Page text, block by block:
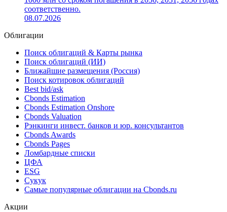
соответственно.
08.07.2026
Облигации
Поиск облигаций & Карты рынка
Поиск облигаций (ИИ)
Ближайшие размещения (Россия)
Поиск котировок облигаций
Best bid/ask
Cbonds Estimation
Cbonds Estimation Onshore
Cbonds Valuation
Рэнкинги инвест. банков и юр. консультантов
Cbonds Awards
Cbonds Pages
Ломбардные списки
ЦФА
ESG
Сукук
Самые популярные облигации на Cbonds.ru
Акции